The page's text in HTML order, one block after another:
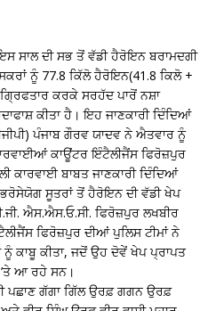
ਸਾਲ ਦੀ ਸਭ ਤੋਂ ਵੱਡੀ ਹੈਰੋਇਨ ਬਰਾਮਦਗੀ
ਨੂੰ 77.8 ਕਿੱਲੋ ਹੈਰੋਇਨ(41.8 ਕਿਲੋ +
ਕਰਕੇ ਸਰਹੱਦ ਪਾਰੋਂ ਨਸ਼ਾ
ਕੀਤਾ ਹੈ। ਇਹ ਜਾਣਕਾਰੀ ਦਿੰਦਿਆਂ
ਪੰਜਾਬ ਗੌਰਵ ਯਾਦਵ ਨੇ ਐਤਵਾਰ ਨੂੰ
ਕਾਊਂਟਰ ਇੰਟੈਲੀਜੈਂਸ ਫਿਰੋਜ਼ਪੁਰ
ਬਾਬਤ ਜਾਣਕਾਰੀ ਦਿੰਦਿਆਂ
ਸੂਤਰਾਂ ਤੋਂ ਹੈਰੋਇਨ ਦੀ ਵੱਡੀ ਖੇਪ
ਐਸ.ਐਸ.ਓ.ਸੀ. ਫਿਰੋਜ਼ਪੁਰ ਲਖਬੀਰ
ਫਿਰੋਜ਼ਪੁਰ ਦੀਆਂ ਪੁਲਿਸ ਟੀਮਾਂ ਨੇ
ਕਾਬੂ ਕੀਤਾ, ਜਦੋਂ ਉਹ ਦੋਵੇਂ ਖੇਪ ਪ੍ਰਾਪਤ
ਆ ਰਹੇ ਸਨ।
ਪਛਾਣ ਗੱਗਾ ਗਿੱਲ ਉਰਫ਼ ਗਗਨ ਉਰਫ਼